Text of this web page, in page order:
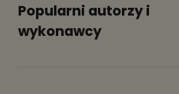
Popularni autorzy i
wykonawcy